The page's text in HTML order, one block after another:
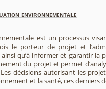
environnementale
est un processus
le porteur de projet et
qu’à informer et garantir
du projet et permet
décisions autorisant les
et la santé, ces derniers